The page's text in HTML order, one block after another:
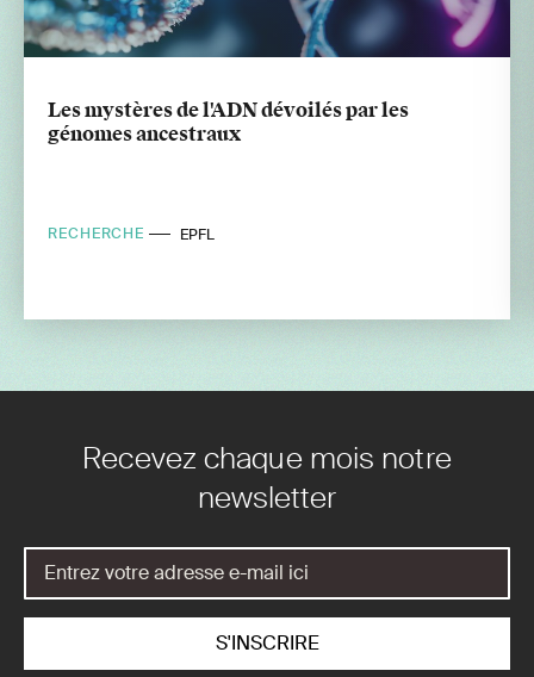
Les mystères de l'ADN dévoilés par les
génomes ancestraux
RECHERCHE EPFL
Recevez chaque mois notre
newsletter